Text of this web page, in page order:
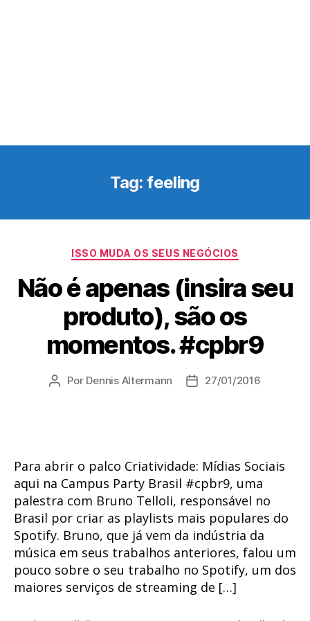
Tag: feeling
Categorias
ISSO MUDA OS SEUS NEGÓCIOS
Não é apenas (insira seu
produto), são os
momentos. #cpbr9
Autor
Por Dennis Altermann
Data27/01/2016
Para abrir o palco Criatividade: Mídias Sociais
aqui na Campus Party Brasil #cpbr9, uma
palestra com Bruno Telloli, responsável no
Brasil por criar as playlists mais populares do
Spotify. Bruno, que já vem da indústria da
música em seus trabalhos anteriores, falou um
pouco sobre o seu trabalho no Spotify, um dos
maiores serviços de streaming de […]